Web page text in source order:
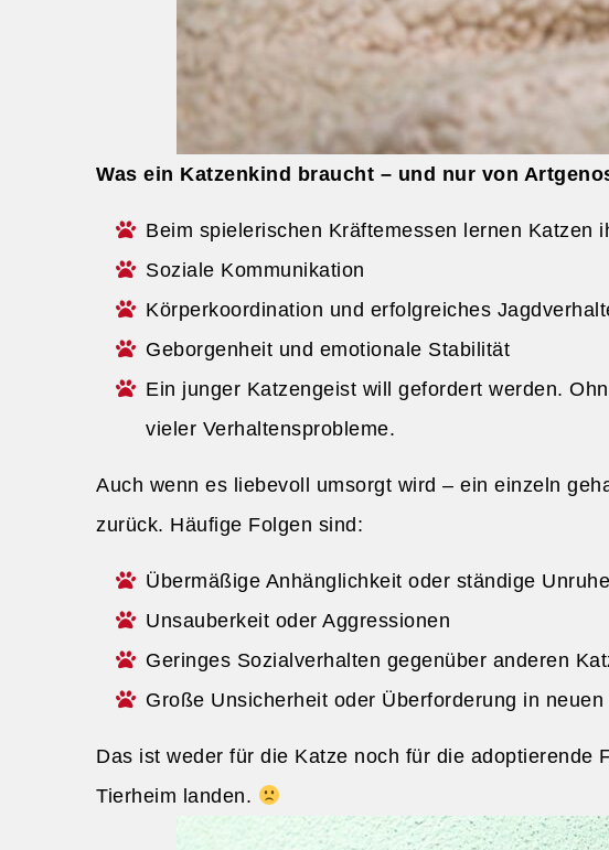
Was ein Katzenkind braucht – und nur von
Beim spielerischen Kräftemessen lernen Katzen
Soziale Kommunikation
Körperkoordination und erfolgreiches
Geborgenheit und emotionale Stabilität
Ein junger Katzengeist will gefordert werden.
vieler Verhaltensprobleme.
Auch wenn es liebevoll umsorgt wird – ein einzeln
zurück. Häufige Folgen sind:
Übermäßige Anhänglichkeit oder ständige Unruhe
Unsauberkeit oder Aggressionen
Geringes Sozialverhalten gegenüber anderen
Große Unsicherheit oder Überforderung in
Das ist weder für die Katze noch für die
Tierheim landen.